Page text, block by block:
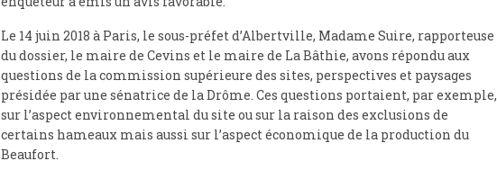
Le 14 juin 2018 à Paris, le sous-préfet d’Albertville, Madame Suire, rapporteuse
du dossier, le maire de Cevins et le maire de La Bâthie, avons répondu aux
questions de la commission supérieure des sites, perspectives et paysages
présidée par une sénatrice de la Drôme. Ces questions portaient, par exemple,
sur l’aspect environnemental du site ou sur la raison des exclusions de
certains hameaux mais aussi sur l’aspect économique de la production du
Beaufort.